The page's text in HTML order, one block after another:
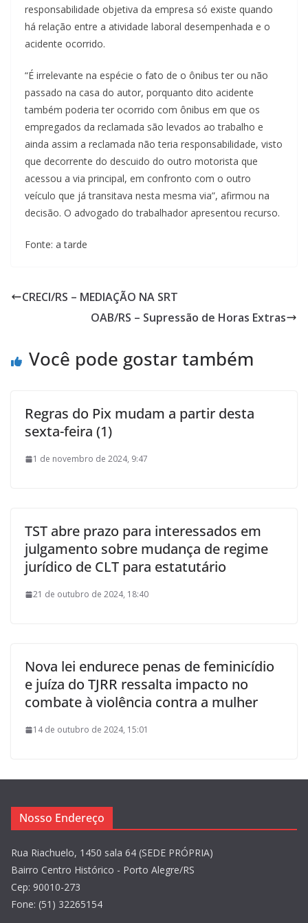
responsabilidade objetiva da empresa só existe quando
há relação entre a atividade laboral desempenhada e o
acidente ocorrido.
“É irrelevante na espécie o fato de o ônibus ter ou não
passado na casa do autor, porquanto dito acidente
também poderia ter ocorrido com ônibus em que os
empregados da reclamada são levados ao trabalho e
ainda assim a reclamada não teria responsabilidade, visto
que decorrente do descuido do outro motorista que
acessou a via principal, em confronto com o outro
veículo que já transitava nesta mesma via”, afirmou na
decisão. O advogado do trabalhador apresentou recurso.
Fonte: a tarde
CRECI/RS – MEDIAÇÃO NA SRT
OAB/RS – Supressão de Horas Extras
Você pode gostar também
Regras do Pix mudam a partir desta
sexta-feira (1)
1 de novembro de 2024, 9:47
TST abre prazo para interessados em
julgamento sobre mudança de regime
jurídico de CLT para estatutário
21 de outubro de 2024, 18:40
Nova lei endurece penas de feminicídio
e juíza do TJRR ressalta impacto no
combate à violência contra a mulher
14 de outubro de 2024, 15:01
Nosso Endereço
Rua Riachuelo, 1450 sala 64 (SEDE PRÓPRIA)
Bairro Centro Histórico - Porto Alegre/RS
Cep: 90010-273
Fone: (51) 32265154